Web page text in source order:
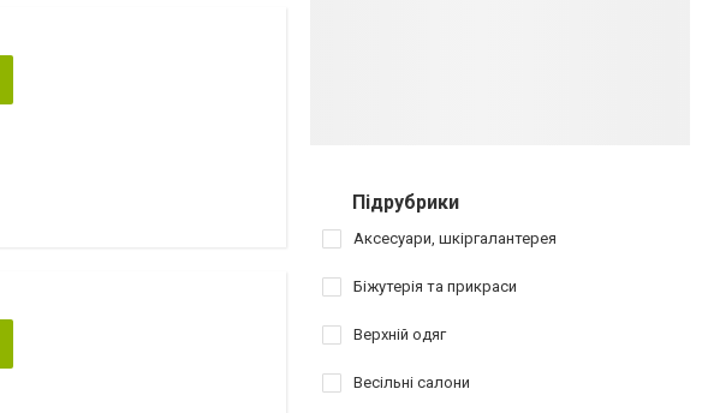
Підрубрики
Аксесуари, шкіргалантерея
Біжутерія та прикраси
Верхній одяг
Весільні салони